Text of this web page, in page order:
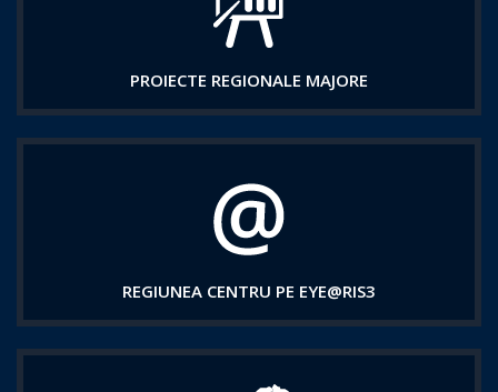
PROIECTE REGIONALE MAJORE
REGIUNEA CENTRU PE EYE@RIS3